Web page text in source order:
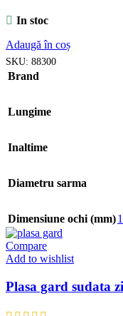
In stoc
Adaugă în coș
SKU: 88300
Brand
Lungime
Inaltime
Diametru sarma
Dimensiune ochi (mm)
Compare
Add to wishlist
Plasa gard sudata